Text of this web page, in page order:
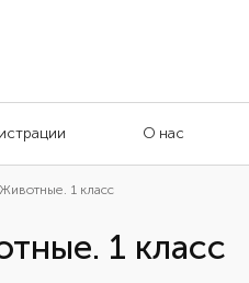
О нас
1 класс
1 класс